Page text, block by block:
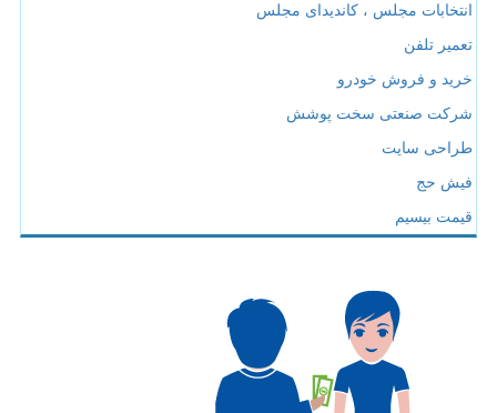
انتخابات مجلس ، کاندیدای مجلس
تعمیر تلفن
خرید و فروش خودرو
شرکت صنعتی سخت پوشش
طراحی سایت
فیش حج
قیمت بیسیم